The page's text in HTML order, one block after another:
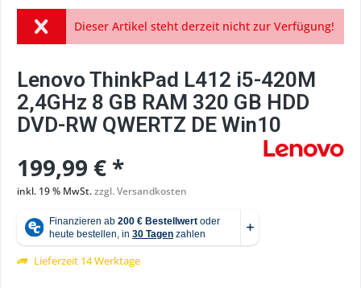
Dieser Artikel steht derzeit nicht zur Verfügung!
Lenovo ThinkPad L412 i5-420M
2,4GHz 8 GB RAM 320 GB HDD
DVD-RW QWERTZ DE Win10
199,99 € *
inkl. 19 % MwSt.zzgl. Versandkosten
Lieferzeit 14 Werktage